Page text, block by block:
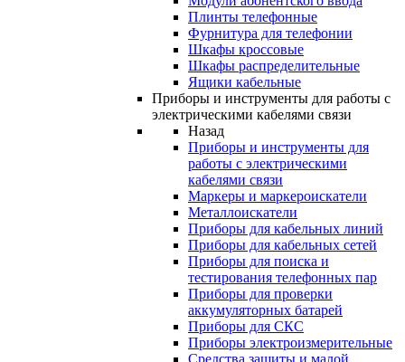
Плинты телефонные
Фурнитура для телефонии
Шкафы кроссовые
Шкафы распределительные
Ящики кабельные
Приборы и инструменты для работы с
электрическими кабелями связи
Назад
Приборы и инструменты для
работы с электрическими
кабелями связи
Маркеры и маркероискатели
Металлоискатели
Приборы для кабельных линий
Приборы для кабельных сетей
Приборы для поиска и
тестирования телефонных пар
Приборы для проверки
аккумуляторных батарей
Приборы для СКС
Приборы электроизмерительные
Средства защиты и малой